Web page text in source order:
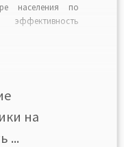
населения по
[…]
на
...